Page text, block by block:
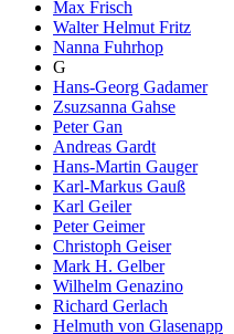
Max Frisch
Walter Helmut Fritz
Nanna Fuhrhop
G
Hans-Georg Gadamer
Zsuzsanna Gahse
Peter Gan
Andreas Gardt
Hans-Martin Gauger
Karl-Markus Gauß
Karl Geiler
Peter Geimer
Christoph Geiser
Mark H. Gelber
Wilhelm Genazino
Richard Gerlach
Helmuth von Glasenapp